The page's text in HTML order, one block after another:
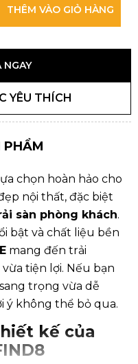
THÊM VÀO GIỎ HÀNG
NGAY
YÊU THÍCH
PHẨM
chọn hoàn hảo cho
nội thất, đặc biệt
sàn phòng khách.
bật và chất liệu bền
mang đến trải
tiện lợi. Nếu bạn
trọng vừa dễ
ý không thể bỏ qua.
kế của